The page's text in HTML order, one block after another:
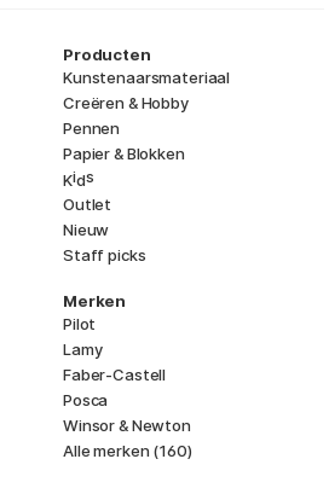
Producten
Kunstenaarsmateriaal
Creëren & Hobby
Pennen
Papier & Blokken
Kids
Outlet
Nieuw
Staff picks
Merken
Pilot
Lamy
Faber-Castell
Posca
Winsor & Newton
Alle merken (160)